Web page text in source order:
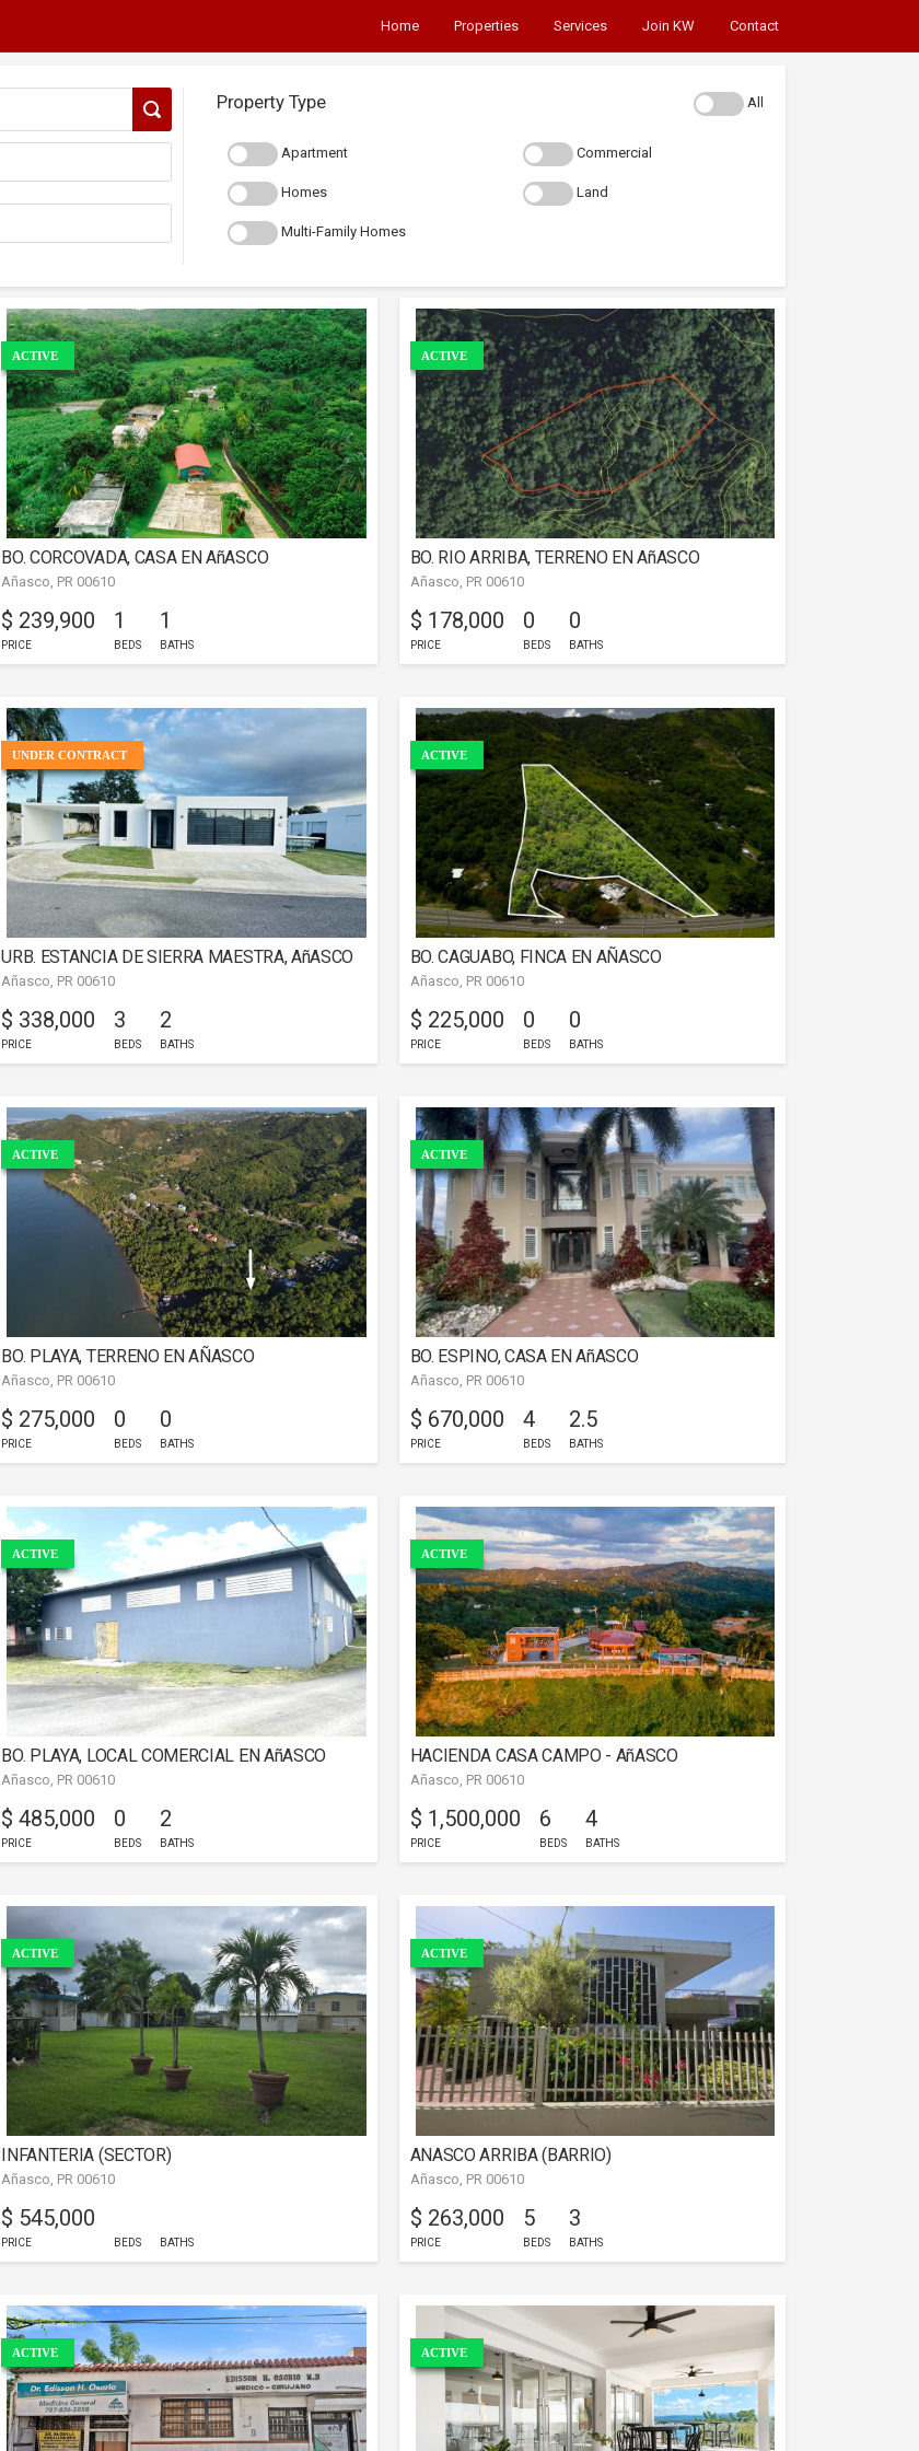
Home Properties Services Join KW Contact
Property Type All
Apartment Commercial
Homes Land
Multi-Family Homes
ACTIVE
BO. CORCOVADA, CASA EN AñASCO
Añasco, PR 00610
$ 239,900
PRICE
1
BEDS
1
BATHS
ACTIVE
BO. RIO ARRIBA, TERRENO EN AñASCO
Añasco, PR 00610
$ 178,000
PRICE
0
BEDS
0
BATHS
UNDER CONTRACT
URB. ESTANCIA DE SIERRA MAESTRA, AñASCO
Añasco, PR 00610
$ 338,000
PRICE
3
BEDS
2
BATHS
ACTIVE
BO. CAGUABO, FINCA EN AÑASCO
Añasco, PR 00610
$ 225,000
PRICE
0
BEDS
0
BATHS
ACTIVE
BO. PLAYA, TERRENO EN AÑASCO
Añasco, PR 00610
$ 275,000
PRICE
0
BEDS
0
BATHS
ACTIVE
BO. ESPINO, CASA EN AñASCO
Añasco, PR 00610
$ 670,000
PRICE
4
BEDS
2.5
BATHS
ACTIVE
BO. PLAYA, LOCAL COMERCIAL EN AñASCO
Añasco, PR 00610
$ 485,000
PRICE
0
BEDS
2
BATHS
ACTIVE
HACIENDA CASA CAMPO - AñASCO
Añasco, PR 00610
$ 1,500,000
PRICE
6
BEDS
4
BATHS
ACTIVE
INFANTERIA (SECTOR)
Añasco, PR 00610
$ 545,000
PRICE BEDS BATHS
ACTIVE
ANASCO ARRIBA (BARRIO)
Añasco, PR 00610
$ 263,000
PRICE
5
BEDS
3
BATHS
ACTIVE ACTIVE